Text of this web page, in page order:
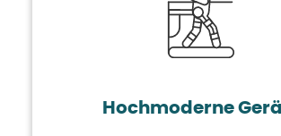
Hochmoderne